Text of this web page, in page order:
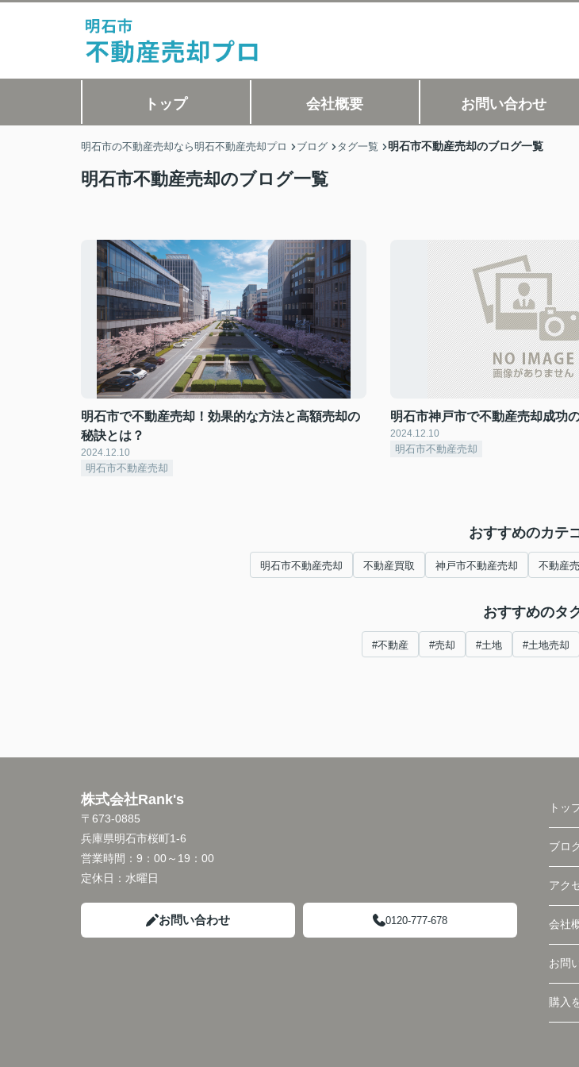
トップ 会社概要 お問い合わせ
明石市の不動産売却なら明石不動産売却プロ ブログ タグ一覧 明石市不動産売却のブログ一覧
明石市不動産売却のブログ一覧
明石市で不動産売却！効果的な方法と高額売却の
秘訣とは？
2024.12.10
明石市不動産売却
明石市神戸市で不動産売却成功
2024.12.10
明石市不動産売却
おすすめのカテ
明石市不動産売却 不動産買取 神戸市不動産売却 不動産
おすすめのタ
#不動産 #売却 #土地 #土地売却
株式会社Rank's
〒673-0885
兵庫県明石市桜町1-6
営業時間： 9：00～19：00
定休日： 水曜日
お問い合わせ 0120-777-678
トッ
ブロ
アク
会社
お問
購入